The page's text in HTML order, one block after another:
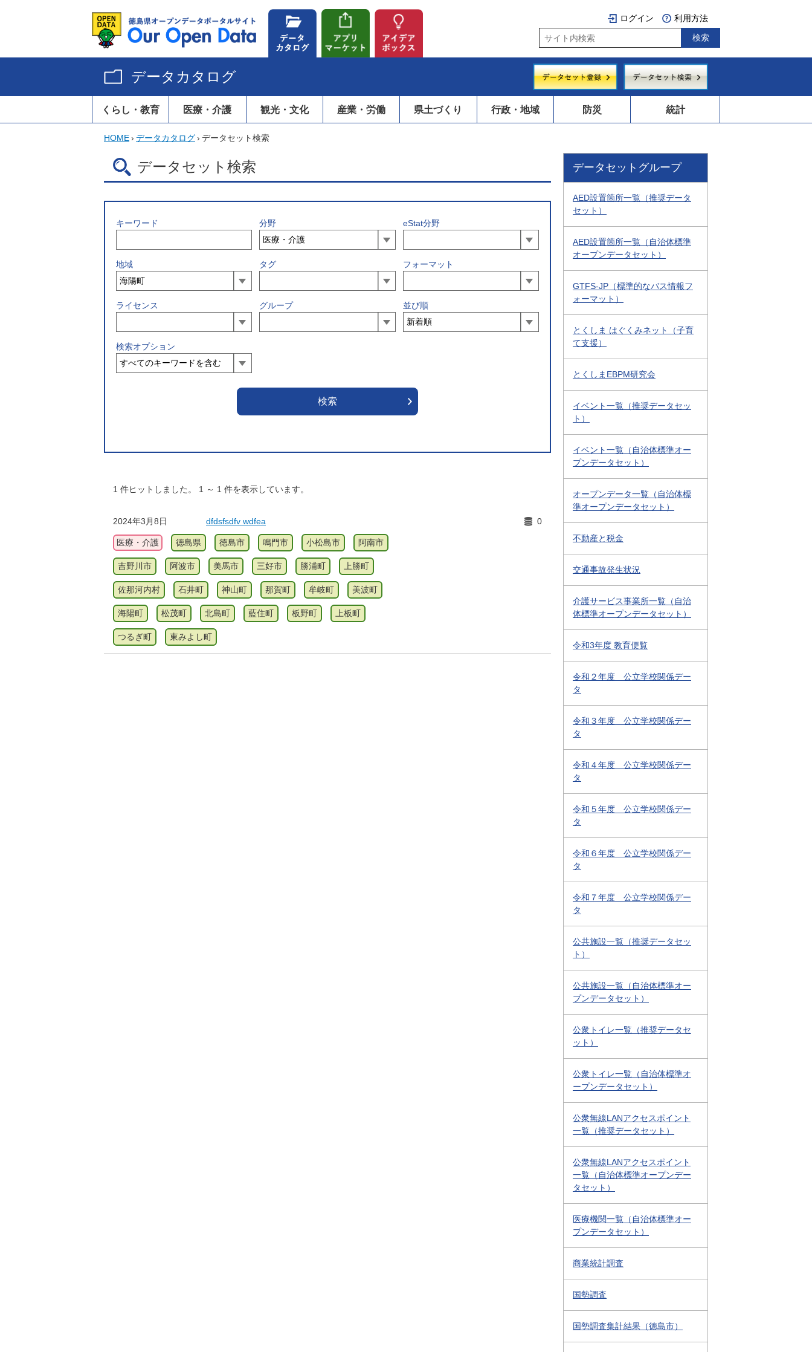
ログイン 利用方法
データカタログ
くらし・教育 医療・介護 観光・文化 産業・労働 県土づくり 行政・地域 防災 統計
HOME› データカタログ› データセット検索
データセット検索
キーワード 分野 eStat分野
地域 タグ フォーマット
ライセンス グループ 並び順
検索オプション
1 件ヒットしました。 1 ～ 1 件を表示しています。
2024年3月8日 dfdsfsdfv wdfea 0
医療・介護 徳島県 徳島市 鳴門市 小松島市 阿南市
吉野川市 阿波市 美馬市 三好市 勝浦町 上勝町
佐那河内村 石井町 神山町 那賀町 牟岐町 美波町
海陽町 松茂町 北島町 藍住町 板野町 上板町
つるぎ町 東みよし町
データセットグループ
AED設置箇所一覧（推奨データ
セット）
AED設置箇所一覧（自治体標準
オープンデータセット）
GTFS-JP（標準的なバス情報フ
ォーマット）
とくしま はぐくみネット（子育
て支援）
とくしまEBPM研究会
イベント一覧（推奨データセッ
ト）
イベント一覧（自治体標準オー
プンデータセット）
オープンデータ一覧（自治体標
準オープンデータセット）
不動産と税金
交通事故発生状況
介護サービス事業所一覧（自治
体標準オープンデータセット）
令和3年度 教育便覧
令和２年度 公立学校関係デー
タ
令和３年度 公立学校関係デー
タ
令和４年度 公立学校関係デー
タ
令和５年度 公立学校関係デー
タ
令和６年度 公立学校関係デー
タ
令和７年度 公立学校関係デー
タ
公共施設一覧（推奨データセッ
ト）
公共施設一覧（自治体標準オー
プンデータセット）
公衆トイレ一覧（推奨データセ
ット）
公衆トイレ一覧（自治体標準オ
ープンデータセット）
公衆無線LANアクセスポイント
一覧（推奨データセット）
公衆無線LANアクセスポイント
一覧（自治体標準オープンデー
タセット）
医療機関一覧（自治体標準オー
プンデータセット）
商業統計調査
国勢調査
国勢調査集計結果（徳島市）